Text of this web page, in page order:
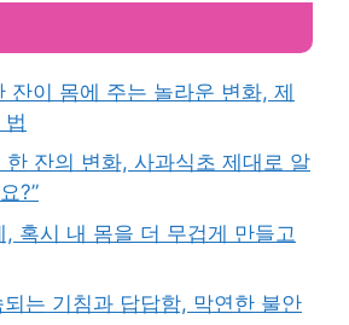
잔이 몸에 주는 놀라운 변화, 제
한 잔의 변화, 사과식초 제대로 알
?”
, 혹시 내 몸을 더 무겁게 만들고
되는 기침과 답답함, 막연한 불안